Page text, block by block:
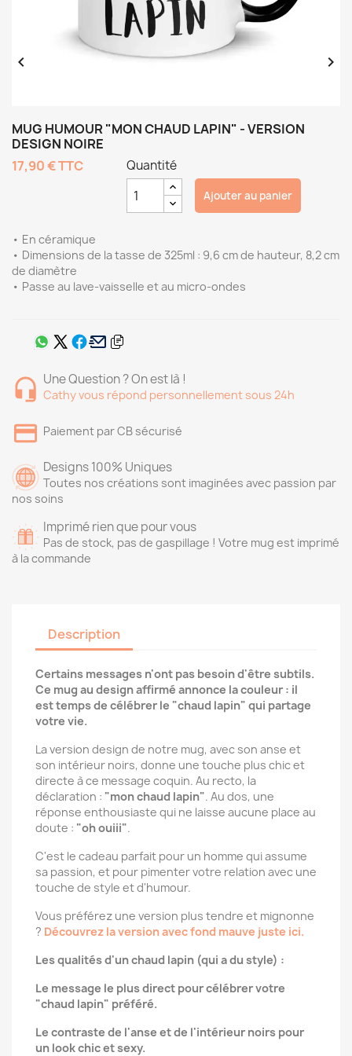
 
MUG HUMOUR "MON CHAUD LAPIN" - VERSION
DESIGN NOIRE
17,90 €TTC
• En céramique
• Dimensions de la tasse de 325ml : 9,6 cm de hauteur, 8,2 cm
de diamètre
• Passe au lave-vaisselle et au micro-ondes
Quantité
Ajouter au panier
Une Question ? On est là !
Cathy vous répond personnellement sous 24h
Paiement par CB sécurisé
Designs 100% Uniques
Toutes nos créations sont imaginées avec passion par
nos soins
Imprimé rien que pour vous
Pas de stock, pas de gaspillage ! Votre mug est imprimé
à la commande
Description
Certains messages n'ont pas besoin d'être subtils.
Ce mug au design affirmé annonce la couleur : il
est temps de célébrer le "chaud lapin" qui partage
votre vie.
La version design de notre mug, avec son anse et
son intérieur noirs, donne une touche plus chic et
directe à ce message coquin. Au recto, la
déclaration : "mon chaud lapin". Au dos, une
réponse enthousiaste qui ne laisse aucune place au
doute : "oh ouiii".
C'est le cadeau parfait pour un homme qui assume
sa passion, et pour pimenter votre relation avec une
touche de style et d'humour.
Vous préférez une version plus tendre et mignonne
? Découvrez la version avec fond mauve juste ici.
Les qualités d'un chaud lapin (qui a du style) :
Le message le plus direct pour célébrer votre
"chaud lapin" préféré.
Le contraste de l'anse et de l'intérieur noirs pour
un look chic et sexy.